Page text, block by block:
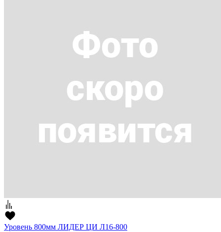
Уровень 800мм ЛИДЕР ЦИ Л16-800